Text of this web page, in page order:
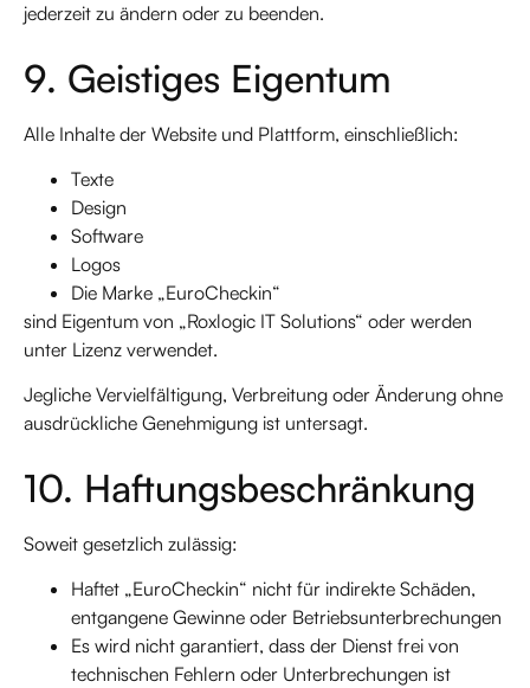
jederzeit zu ändern oder zu beenden.
9. Geistiges Eigentum
Alle Inhalte der Website und Plattform, einschließlich:
Texte
Design
Software
Logos
Die Marke „EuroCheckin“
sind Eigentum von „Roxlogic IT Solutions“ oder werden
unter Lizenz verwendet.
Jegliche Vervielfältigung, Verbreitung oder Änderung ohne
ausdrückliche Genehmigung ist untersagt.
10. Haftungsbeschränkung
Soweit gesetzlich zulässig:
Haftet „EuroCheckin“ nicht für indirekte Schäden,
entgangene Gewinne oder Betriebsunterbrechungen
Es wird nicht garantiert, dass der Dienst frei von
technischen Fehlern oder Unterbrechungen ist